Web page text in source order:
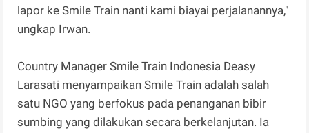
lapor ke Smile Train nanti kami biayai perjalanannya,"
ungkap Irwan.
Country Manager Smile Train Indonesia Deasy
Larasati menyampaikan Smile Train adalah salah
satu NGO yang berfokus pada penanganan bibir
sumbing yang dilakukan secara berkelanjutan. Ia